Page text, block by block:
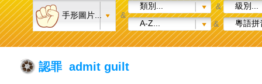
手形圖片... &
類別... &
級別...
A-Z...
& 粵語拼
認罪 admit guilt